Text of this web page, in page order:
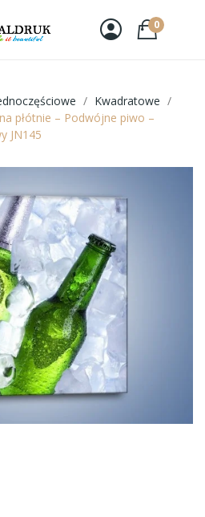
0
Kwadratowe
płótnie – Podwójne piwo –
JN145